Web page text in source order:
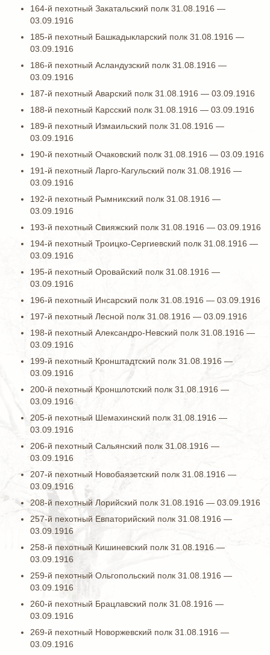
164-й пехотный Закатальский полк 31.08.1916 —
03.09.1916
185-й пехотный Башкадыкларский полк 31.08.1916 —
03.09.1916
186-й пехотный Асландузский полк 31.08.1916 —
03.09.1916
187-й пехотный Аварский полк 31.08.1916 — 03.09.1916
188-й пехотный Карсский полк 31.08.1916 — 03.09.1916
189-й пехотный Измаильский полк 31.08.1916 —
03.09.1916
190-й пехотный Очаковский полк 31.08.1916 — 03.09.1916
191-й пехотный Ларго-Кагульский полк 31.08.1916 —
03.09.1916
192-й пехотный Рымникский полк 31.08.1916 —
03.09.1916
193-й пехотный Свияжский полк 31.08.1916 — 03.09.1916
194-й пехотный Троицко-Сергиевский полк 31.08.1916 —
03.09.1916
195-й пехотный Оровайский полк 31.08.1916 —
03.09.1916
196-й пехотный Инсарский полк 31.08.1916 — 03.09.1916
197-й пехотный Лесной полк 31.08.1916 — 03.09.1916
198-й пехотный Александро-Невский полк 31.08.1916 —
03.09.1916
199-й пехотный Кронштадтский полк 31.08.1916 —
03.09.1916
200-й пехотный Кроншлотский полк 31.08.1916 —
03.09.1916
205-й пехотный Шемахинский полк 31.08.1916 —
03.09.1916
206-й пехотный Сальянский полк 31.08.1916 —
03.09.1916
207-й пехотный Новобаязетский полк 31.08.1916 —
03.09.1916
208-й пехотный Лорийский полк 31.08.1916 — 03.09.1916
257-й пехотный Евпаторийский полк 31.08.1916 —
03.09.1916
258-й пехотный Кишиневский полк 31.08.1916 —
03.09.1916
259-й пехотный Ольгопольский полк 31.08.1916 —
03.09.1916
260-й пехотный Брацлавский полк 31.08.1916 —
03.09.1916
269-й пехотный Новоржевский полк 31.08.1916 —
03.09.1916